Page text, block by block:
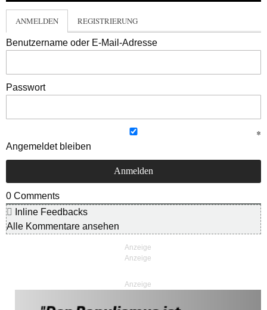
ANMELDEN REGISTRIERUNG
Benutzername oder E-Mail-Adresse
Passwort
Angemeldet bleiben
0 Comments
Inline Feedbacks
Alle Kommentare ansehen
Anzeige